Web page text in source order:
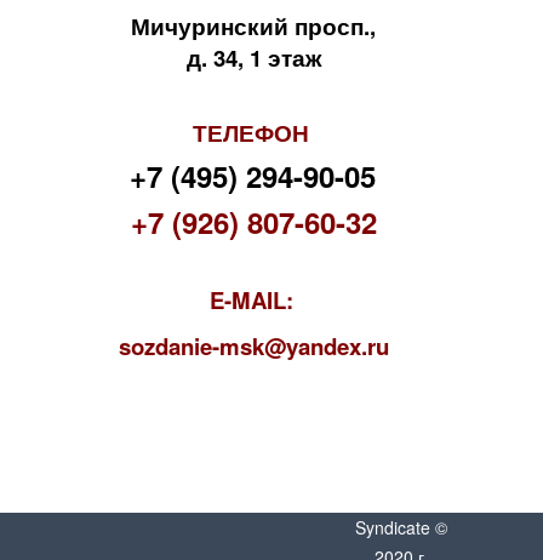
Мичуринский просп.,
д. 34, 1 этаж
ТЕЛЕФОН
+7 (495) 294-90-05
+7 (926) 807-60-32
E-MAIL:
sozdanie-msk@yandex.ru
Syndicate ©